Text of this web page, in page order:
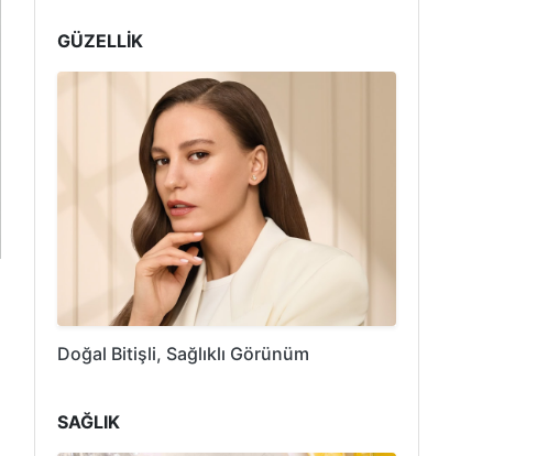
GÜZELLİK
Doğal Bitişli, Sağlıklı Görünüm
SAĞLIK